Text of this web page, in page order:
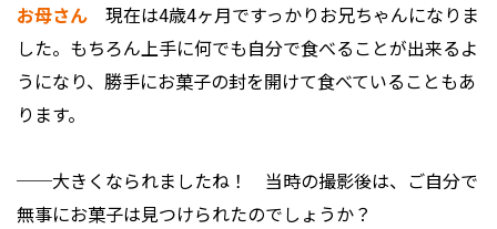
お母さん 現在は4歳4ヶ月ですっかりお兄ちゃんになりま
した。もちろん上手に何でも自分で食べることが出来るよ
うになり、勝手にお菓子の封を開けて食べていることもあ
ります。
──大きくなられましたね！ 当時の撮影後は、ご自分で
無事にお菓子は見つけられたのでしょうか？